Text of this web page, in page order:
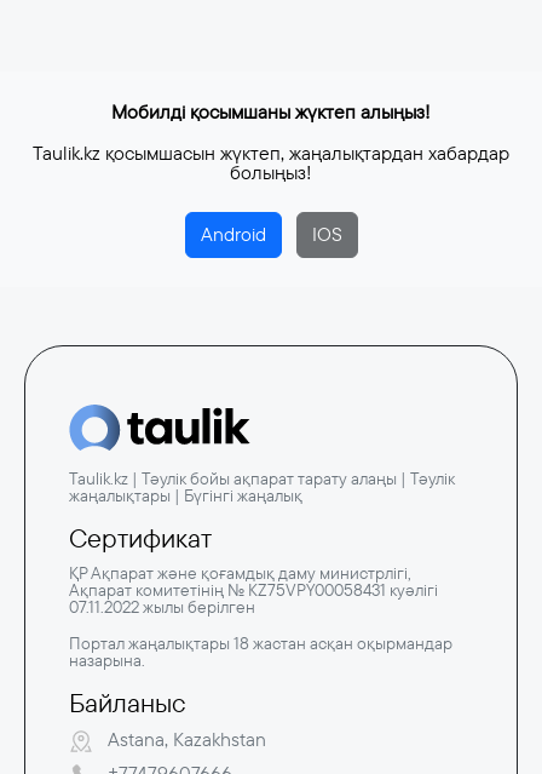
Мобилді қосымшаны жүктеп алыңыз!
Taulik.kz қосымшасын жүктеп, жаңалықтардан хабардар
болыңыз!
Android IOS
Taulik.kz | Тәулік бойы ақпарат тарату алаңы | Тәулік
жаңалықтары | Бүгінгі жаңалық
Сертификат
ҚР Ақпарат және қоғамдық даму министрлігі,
Ақпарат комитетінің № KZ75VPY00058431 куәлігі
07.11.2022 жылы берілген
Портал жаңалықтары 18 жастан асқан оқырмандар
назарына.
Байланыс
Astana, Kazakhstan